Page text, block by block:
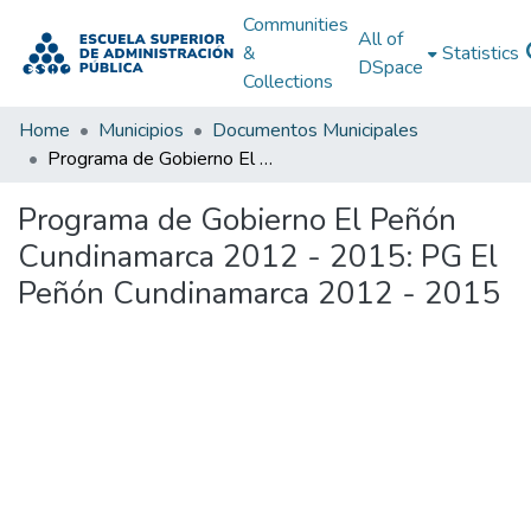
Communities
&
Collections
All of
DSpace
Statistics
Home Municipios
Documentos Municipales
Programa de Gobierno El Peñón Cundinamarca 2012 - 2015: PG El Peñón Cundinamarca 2012 - 2015
Programa de Gobierno El Peñón
Cundinamarca 2012 - 2015: PG El
Peñón Cundinamarca 2012 - 2015